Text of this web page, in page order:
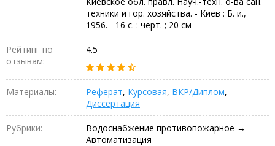
техники и гор. хозяйства. - Киев : Б. и.,
1956. - 16 с. : черт. ; 20 см
Рейтинг по
отзывам:
4.5
Материалы: Реферат, Курсовая, ВКР/Диплом,
Диссертация
Рубрики:
Водоснабжение противопожарное →
Автоматизация